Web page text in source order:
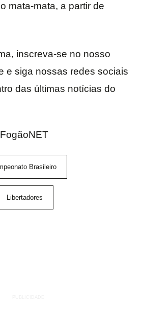
mata-mata, a partir de
inscreva-se no nosso
e siga nossas redes sociais
das últimas notícias do
Brasileiro
Libertadores